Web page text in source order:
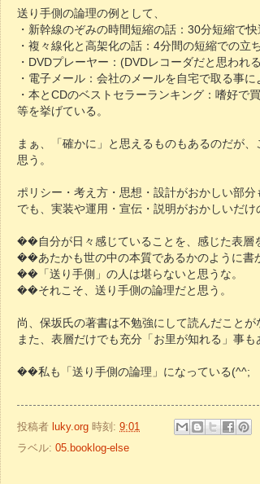
送り手側の論理の例として、
・新幹線のぞみの時間短縮の話：30分短縮で
・複々線化と高架化の話：4分間の短縮での立
・DVDプレーヤー：(DVDレコーダだと思われ
・電子メール：会社のメールを自宅で取る事
・本とCDのベストセラーランキング：嗜好で
等を挙げている。
まぁ、「確かに」と思えるものもあるのだが
思う。
ポリシー・考え方・思想・設計がおかしい部分
でも、実装や運用・宣伝・説明がおかしいだけ
��自分が日々感じていることを、感じた表層
��あたかも世の中の本質であるかのように書
��「送り手側」の人は堪らないと思うな。
��それこそ、送り手側の論理だと思う。
尚、保坂氏の著書は不勉強にして読んだこと
また、表層だけでも充分「お里が知れる」事も
��私も「送り手側の論理」になっている(^^;
投稿者 luky.org 時刻: 9:01
ラベル: 05.booklog-else